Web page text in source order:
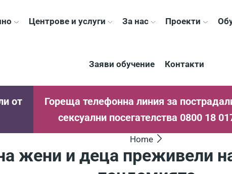
Центрове и услуги За нас Проекти
Заяви обучение Контакти
от
Гореща телефонна линия за
сексуални посегателства 0800 18
Home
жени и деца преживели